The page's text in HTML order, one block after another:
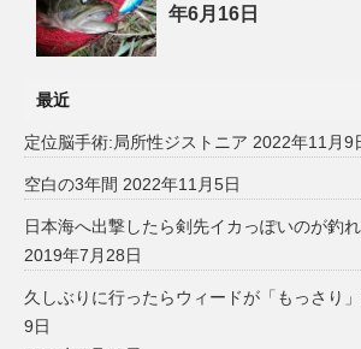
年6月16日
最近
定位脳手術:局所性ジストニア 2022年11月9
空白の3年間 2022年11月5日
日本海へ出撃したら剣先イカっぽいのが釣
2019年7月28日
久しぶりに行ったらウィードが「もっさり
9日